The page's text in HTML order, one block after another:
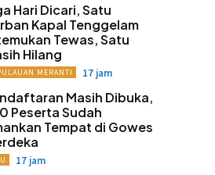
Hari Dicari, Satu
Kapal Tenggelam
Tewas, Satu
Hilang
MERANTI 17 jam
Masih Dibuka,
Peserta Sudah
Tempat di Gowes
17 jam